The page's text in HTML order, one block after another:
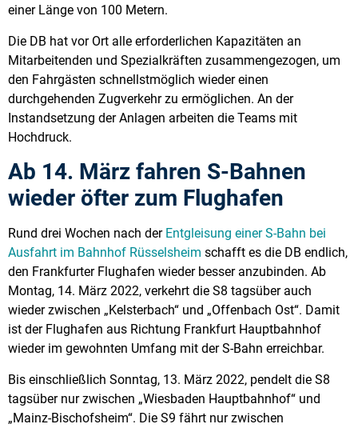
einer Länge von 100 Metern.
Die DB hat vor Ort alle erforderlichen Kapazitäten an
Mitarbeitenden und Spezialkräften zusammengezogen, um
den Fahrgästen schnellstmöglich wieder einen
durchgehenden Zugverkehr zu ermöglichen. An der
Instandsetzung der Anlagen arbeiten die Teams mit
Hochdruck.
Ab 14. März fahren S-Bahnen
wieder öfter zum Flughafen
Rund drei Wochen nach der Entgleisung einer S-Bahn bei
Ausfahrt im Bahnhof Rüsselsheim schafft es die DB endlich,
den Frankfurter Flughafen wieder besser anzubinden. Ab
Montag, 14. März 2022, verkehrt die S8 tagsüber auch
wieder zwischen „Kelsterbach“ und „Offenbach Ost“. Damit
ist der Flughafen aus Richtung Frankfurt Hauptbahnhof
wieder im gewohnten Umfang mit der S-Bahn erreichbar.
Bis einschließlich Sonntag, 13. März 2022, pendelt die S8
tagsüber nur zwischen „Wiesbaden Hauptbahnhof“ und
„Mainz-Bischofsheim“. Die S9 fährt nur zwischen